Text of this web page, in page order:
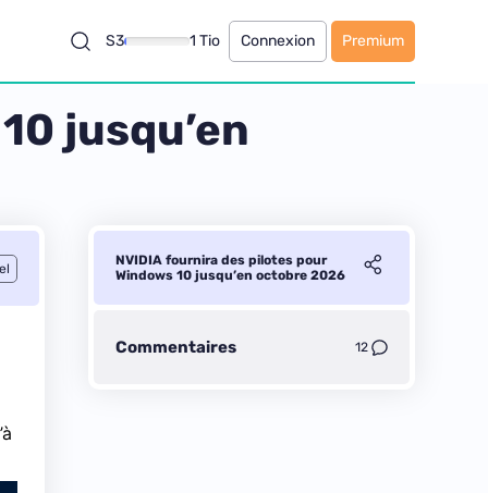
S3 1 Tio Connexion Premium
jusqu’en
NVIDIA fournira des pilotes pour
Windows 10 jusqu’en octobre 2026
Commentaires 12